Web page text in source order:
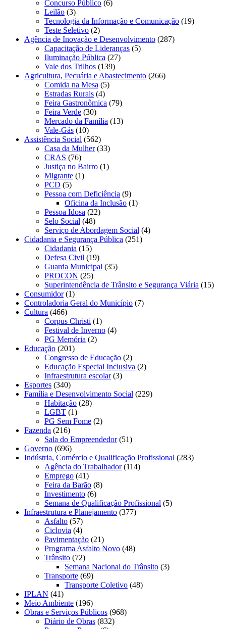
Concurso Público (6)
Leilão (3)
Tecnologia da Informação e Comunicação (19)
Teste Seletivo (2)
Agência de Inovação e Desenvolvimento (287)
Capacitação de Lideranças (5)
Iluminação Pública (27)
Vale dos Trilhos (139)
Agricultura, Pecuária e Abastecimento (266)
Comida na Mesa (5)
Estradas Rurais (4)
Feira Gastronômica (79)
Feira Verde (30)
Mercado da Família (13)
Vale-Gás (10)
Assistência Social (562)
Casa da Mulher(33)
CRAS (76)
Justiça no Bairro (1)
Migrante (1)
PCD (5)
Pessoa com Deficiência (9)
Oficina da Inclusão (1)
Pessoa Idosa (22)
Selo Social (48)
Serviço de Abordagem Social (4)
Cidadania e Segurança Pública (251)
Cidadania (15)
Defesa Civil (19)
Guarda Municipal (35)
PROCON (25)
Superintendência de Trânsito e Segurança Viária (15)
Consumidor(1)
Controladoria Geral do Município (7)
Cultura (466)
Corpus Christi (1)
Festival de Inverno (4)
PG Memória (2)
Educação (201)
Congresso de Educação (2)
Educação Especial Inclusiva (2)
Infraestrutura escolar(3)
Esportes (340)
Família e Desenvolvimento Social (229)
Habitação (28)
LGBT (1)
PG Sem Fome (2)
Fazenda (216)
Sala do Empreendedor(51)
Governo (696)
Indústria, Comércio e Qualificação Profissional (283)
Agência do Trabalhador(114)
Emprego (41)
Feira da Barão (8)
Investimento (6)
Semana de Qualificação Profissional (5)
Infraestrutura e Planejamento (377)
Asfalto (57)
Ciclovia (4)
Pavimentação (21)
Programa Asfalto Novo (48)
Trânsito (72)
Semana Nacional do Trânsito (3)
Transporte (69)
Transporte Coletivo (48)
IPLAN (41)
Meio Ambiente (196)
Obras e Serviços Públicos (968)
Diário de Obras (832)